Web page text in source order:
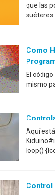
que las
Como
El
mismo
Aquí
loop()
Control